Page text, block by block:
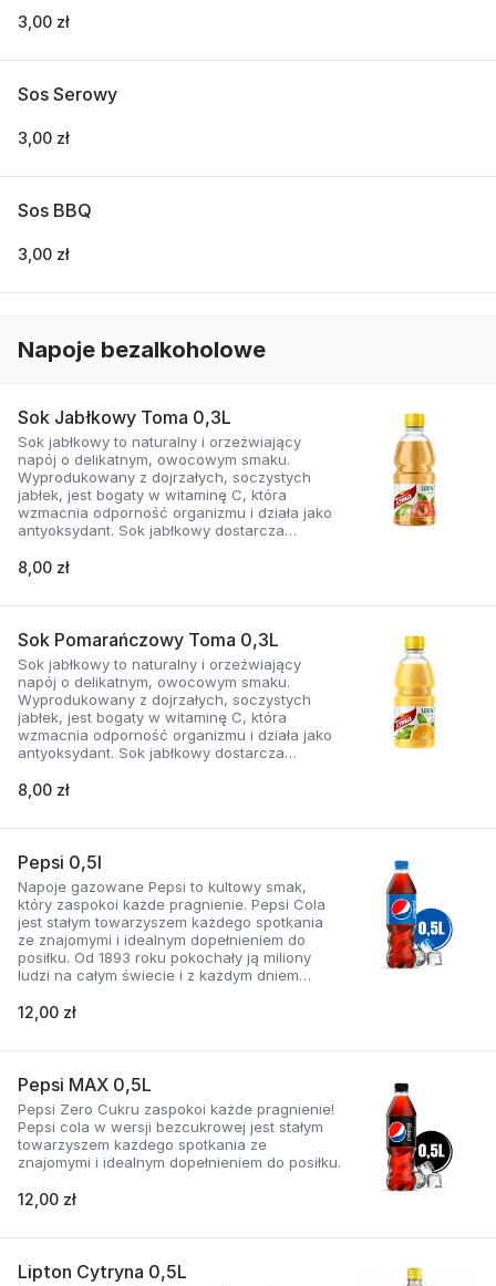
3,00 zł
Sos Serowy
3,00 zł
Sos BBQ
3,00 zł
Napoje bezalkoholowe
Sok Jabłkowy Toma 0,3L
Sok jabłkowy to naturalny i orzeźwiający
napój o delikatnym, owocowym smaku.
Wyprodukowany z dojrzałych, soczystych
jabłek, jest bogaty w witaminę C, która
wzmacnia odporność organizmu i działa jako
antyoksydant. Sok jabłkowy dostarcza
takich jak potas i żelazo. To doskonały wybór
zdrowy napój dla całej rodziny.
8,00 zł
Sok Pomarańczowy Toma 0,3L
Sok jabłkowy to naturalny i orzeźwiający
napój o delikatnym, owocowym smaku.
Wyprodukowany z dojrzałych, soczystych
jabłek, jest bogaty w witaminę C, która
wzmacnia odporność organizmu i działa jako
antyoksydant. Sok jabłkowy dostarcza
takich jak potas i żelazo. To doskonały wybór
zdrowy napój dla całej rodziny.
8,00 zł
Pepsi 0,5l
Napoje gazowane Pepsi to kultowy smak,
który zaspokoi każde pragnienie. Pepsi Cola
jest stałym towarzyszem każdego spotkania
ze znajomymi i idealnym dopełnieniem do
posiłku. Od 1893 roku pokochały ją miliony
ludzi na całym świecie i z każdym dniem
konsumentów.
12,00 zł
Pepsi MAX 0,5L
Pepsi Zero Cukru zaspokoi każde pragnienie!
Pepsi cola w wersji bezcukrowej jest stałym
towarzyszem każdego spotkania ze
znajomymi i idealnym dopełnieniem do posiłku.
12,00 zł
Lipton Cytryna 0,5L